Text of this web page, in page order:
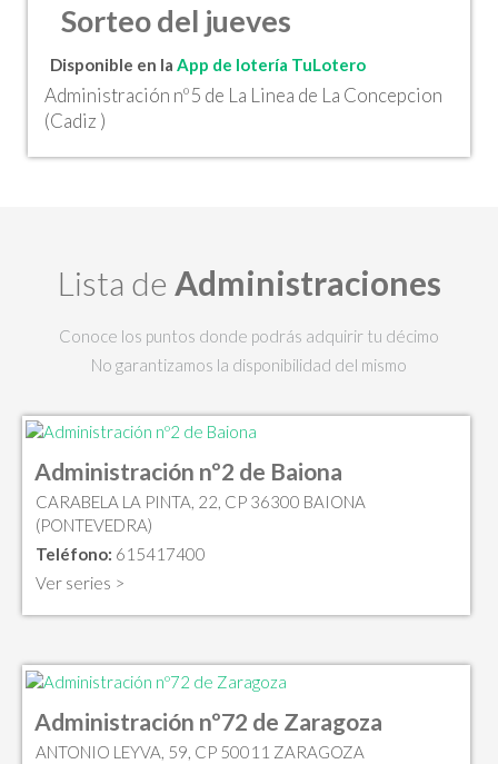
Sorteo del jueves
Disponible en la App de lotería TuLotero
Administración nº5 de La Linea de La Concepcion
(Cadiz )
Lista de Administraciones
Conoce los puntos donde podrás adquirir tu décimo
No garantizamos la disponibilidad del mismo
Administración nº2 de Baiona
CARABELA LA PINTA, 22, CP 36300 BAIONA
(PONTEVEDRA)
Teléfono: 615417400
Ver series >
Administración nº72 de Zaragoza
ANTONIO LEYVA, 59, CP 50011 ZARAGOZA